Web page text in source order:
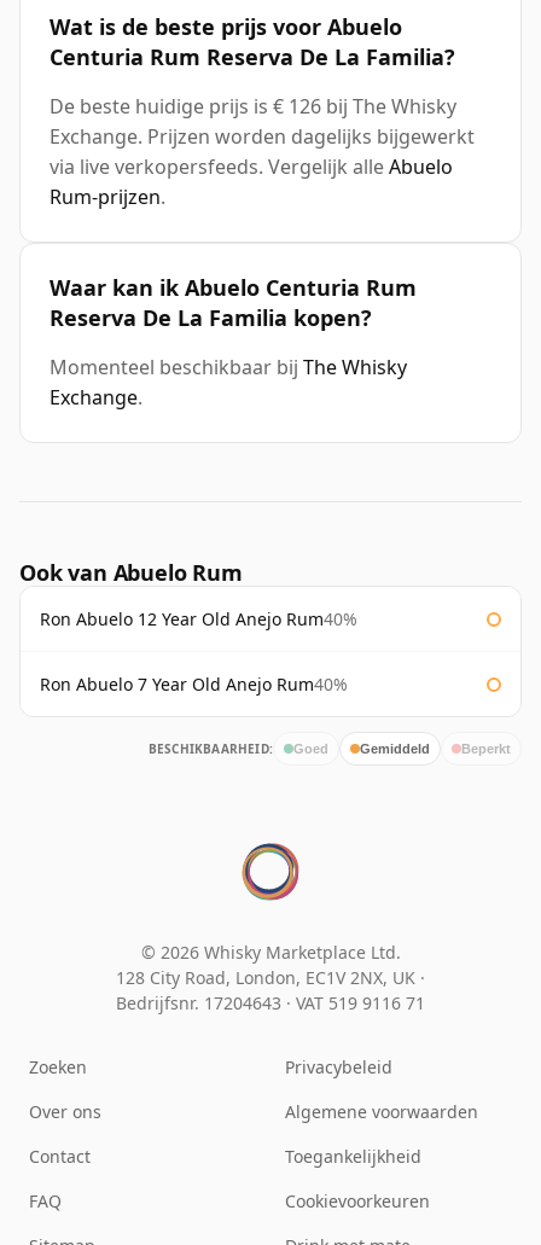
Wat is de beste prijs voor Abuelo
Centuria Rum Reserva De La Familia?
De beste huidige prijs is € 126 bij The Whisky
Exchange. Prijzen worden dagelijks bijgewerkt
via live verkopersfeeds. Vergelijk alleAbuelo
Rum-prijzen.
Waar kan ik Abuelo Centuria Rum
Reserva De La Familia kopen?
Momenteel beschikbaar bij The Whisky
Exchange.
Ook van Abuelo Rum
Ron Abuelo 12 Year Old Anejo Rum40%
Ron Abuelo 7 Year Old Anejo Rum40%
BESCHIKBAARHEID: Goed Gemiddeld Beperkt
© 2026 Whisky Marketplace Ltd.
128 City Road, London, EC1V 2NX, UK ·
Bedrijfsnr. 17204643 · VAT 519 9116 71
Zoeken
Over ons
Contact
FAQ
Privacybeleid
Algemene voorwaarden
Toegankelijkheid
Cookievoorkeuren